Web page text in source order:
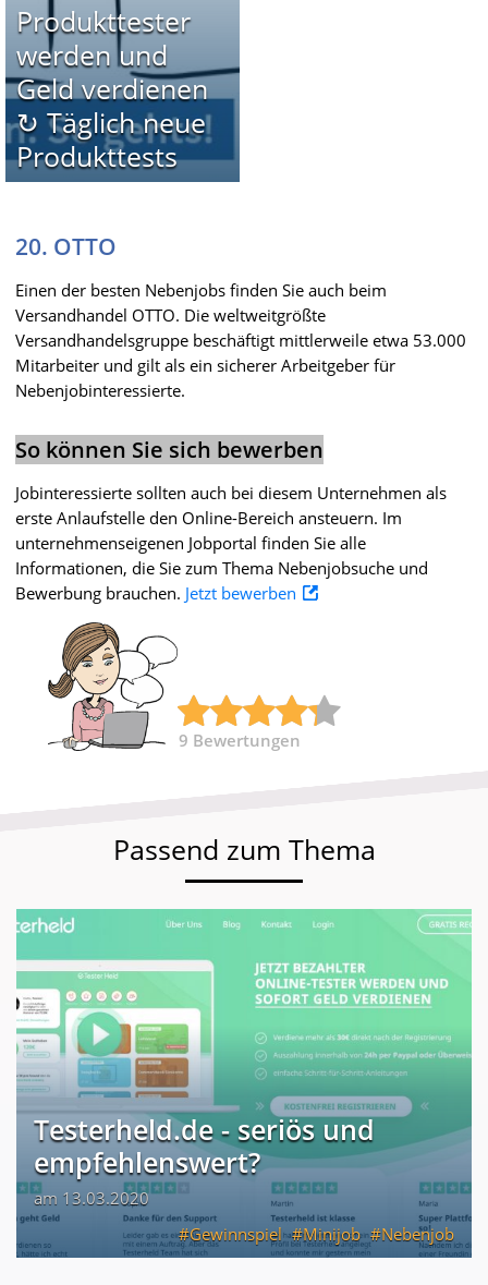
Produkttester
werden und
Geld verdienen
↻ Täglich neue
Produkttests
20. OTTO
Einen der besten Nebenjobs finden Sie auch beim
Versandhandel OTTO. Die weltweitgrößte
Versandhandelsgruppe beschäftigt mittlerweile etwa 53.000
Mitarbeiter und gilt als ein sicherer Arbeitgeber für
Nebenjobinteressierte.
So können Sie sich bewerben
Jobinteressierte sollten auch bei diesem Unternehmen als
erste Anlaufstelle den Online-Bereich ansteuern. Im
unternehmenseigenen Jobportal finden Sie alle
Informationen, die Sie zum Thema Nebenjobsuche und
Bewerbung brauchen. Jetzt bewerben
9 Bewertungen
Passend zum Thema
Testerheld.de - seriös und
empfehlenswert?
am 13.03.2020
Gewinnspiel
Minijob Nebenjob